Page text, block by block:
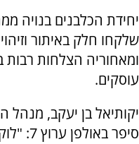
יחידת הכלבנים בנויה
שלקחו חלק באיתור
ומאחוריה הצלחות רבות
עוסקים.